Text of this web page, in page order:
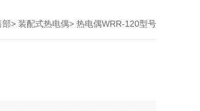
部> 装配式热电偶> 热电偶WRR-120型号